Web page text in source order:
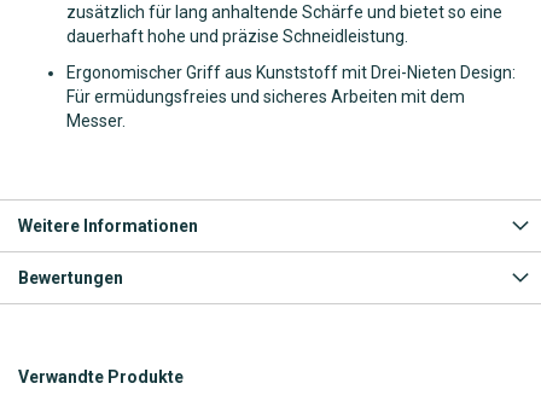
zusätzlich für lang anhaltende Schärfe und bietet so eine
dauerhaft hohe und präzise Schneidleistung.
Ergonomischer Griff aus Kunststoff mit Drei-Nieten Design:
Für ermüdungsfreies und sicheres Arbeiten mit dem
Messer.
Weitere Informationen
Bewertungen
Verwandte Produkte